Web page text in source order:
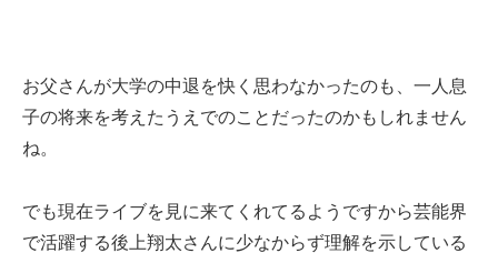
お父さんが大学の中退を快く思わなかったのも、一人息
子の将来を考えたうえでのことだったのかもしれません
ね。
でも現在ライブを見に来てくれてるようですから芸能界
で活躍する後上翔太さんに少なからず理解を示している